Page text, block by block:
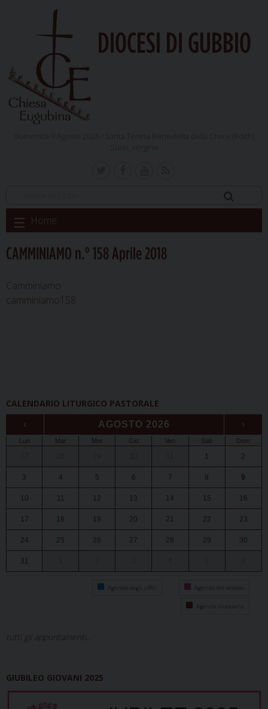
DIOCESI DI GUBBIO
Skip
to
Home
CAMMINIAMO n.° 158 Aprile 2018
Camminiamo
camminiamo158
CALENDARIO LITURGICO PASTORALE
‹ AGOSTO 2026 ›
Lun Mar Mer Gio Ven Sab Dom
1 2
3 4 5 6 7 8 9
10 11 12 13 14 15 16
17 18 19 20 21 22 23
24 25 26 27 28 29 30
31
Agenda degli uffici Agenda del vescovo
Agenda diocesana
tutti gli appuntamenti...
GIUBILEO GIOVANI 2025